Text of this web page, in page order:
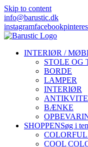
Skip to content
info@barustic.dk
instagramfacebook
INTERIØR /
STOLE OG
BORDE
LAMPER
INTERIØR
BÆNKE
SHOPPENSøg i
COOL